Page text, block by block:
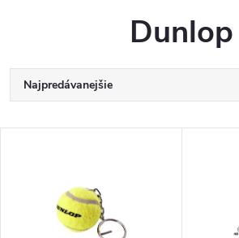
Dunlop
R
a
Najpredávanejšie